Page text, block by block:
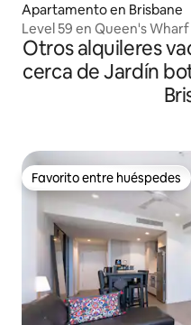
Apartamento en Brisbane
Level 59 en Queen's
Otros alquileres
cerca de Jardín
Favorito entre huéspedes
Favorito entre huéspedes